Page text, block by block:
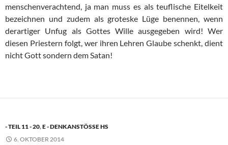
menschenverachtend, ja man muss es als teuflische Eitelkeit
bezeichnen und zudem als groteske Lüge benennen, wenn
derartiger Unfug als Gottes Wille ausgegeben wird! Wer
diesen Priestern folgt, wer ihren Lehren Glaube schenkt, dient
nicht Gott sondern dem Satan!
- TEIL 11 - 20,E - DENKANSTÖSSE HS
6. OKTOBER 2014